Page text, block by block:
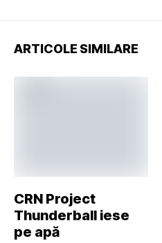
ARTICOLE SIMILARE
CRN Project
Thunderball iese
pe apă